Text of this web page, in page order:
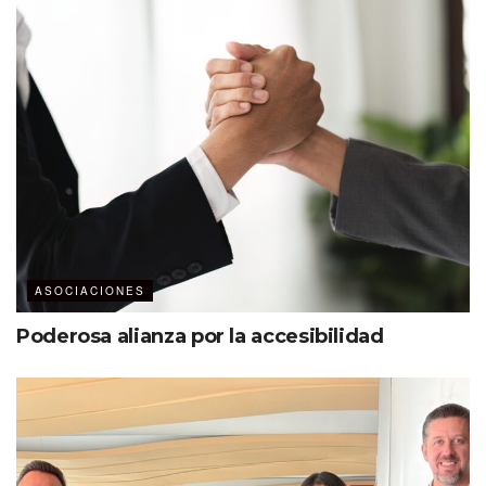
Para él, la hipnosis va más allá del espectáculo, por lo que
la usa para desbloquear el potencial humano. “En
realidad entramos en un estado de hipnosis todos los días
cuando estamos concentrados, leyendo o haciendo
deporte”, asegura el experto.
ASOCIACIONES
Poderosa alianza por la accesibilidad